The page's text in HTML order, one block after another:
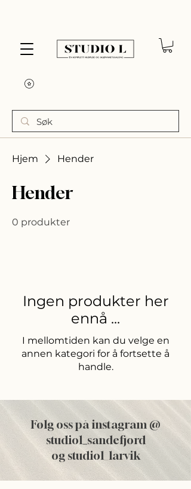
Hjem Hender
Hender
0 produkter
Ingen produkter her
ennå ...
I mellomtiden kan du velge en
annen kategori for å fortsette å
handle.
Følg oss på instagram @
studiol sandefjord
og studiol_larvik